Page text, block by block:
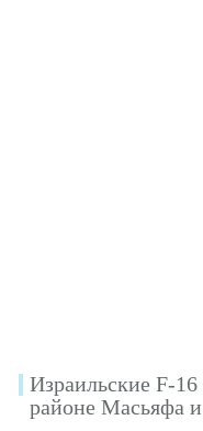
Израильские F-
районе Масьяфа